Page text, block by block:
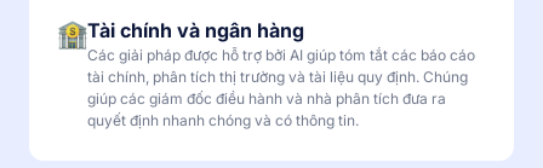
Tài chính và ngân hàng
Các giải pháp được hỗ trợ bởi AI giúp tóm tắt các báo cáo
tài chính, phân tích thị trường và tài liệu quy định. Chúng
giúp các giám đốc điều hành và nhà phân tích đưa ra
quyết định nhanh chóng và có thông tin.